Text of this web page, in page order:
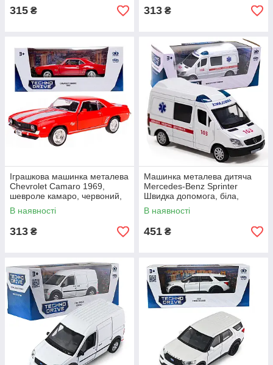
315 ₴ 313 ₴
Іграшкова машинка металева
Chevrolet Camaro 1969,
шевроле камаро, червоний,
відкр двері, інерція, 5*13*4см,
1:32 (250336U)
В наявності
313 ₴
Машинка металева дитяча
Mercedes-Benz Sprinter
Швидка допомога, біла,
відкриваються двері, інерція,
14,5*8*5,5см (250344U)
В наявності
451 ₴